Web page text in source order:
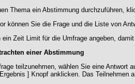
Thema ein Abstimmung durchzuführen,
können Sie die Frage und die Liste von
ein Zeit Limit für die Umfrage angeben,
einer Abstimmung
teilzunehmen, wählen Sie eine
] Knopf anklicken. Das Teilnehmen